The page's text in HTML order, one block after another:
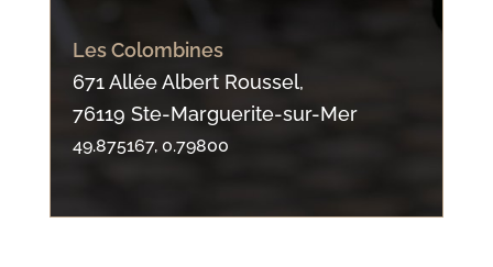
Les Colombines
671 Allée Albert Roussel,
76119 Ste-Marguerite-sur-Mer
49.875167, 0.79800